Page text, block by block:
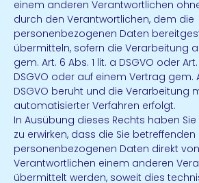
einem anderen Verantwortlichen
durch den Verantwortlichen, dem die
personenbezogenen Daten
übermitteln, sofern die Verarbeitung
gem. Art. 6 Abs. 1 lit. a DSGVO oder
DSGVO oder auf einem Vertrag gem.
DSGVO beruht und die Verarbeitung
automatisierter Verfahren erfolgt.
In Ausübung dieses Rechts haben
zu erwirken, dass die Sie betreffenden
personenbezogenen Daten direkt
Verantwortlichen einem anderen
übermittelt werden, soweit dies